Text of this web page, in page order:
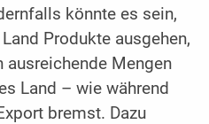
könnte es sein,
Produkte ausgehen,
ausreichende Mengen
Land – wie während
bremst. Dazu